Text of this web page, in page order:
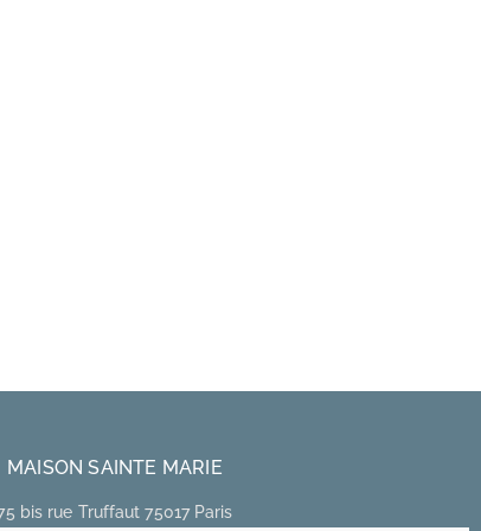
MAISON SAINTE MARIE
bis rue Truffaut 75017 Paris